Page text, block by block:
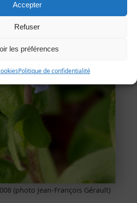
Accepter
Refuser
les préférences
Politique de confidentialité
(photo Jean-François Gérault)